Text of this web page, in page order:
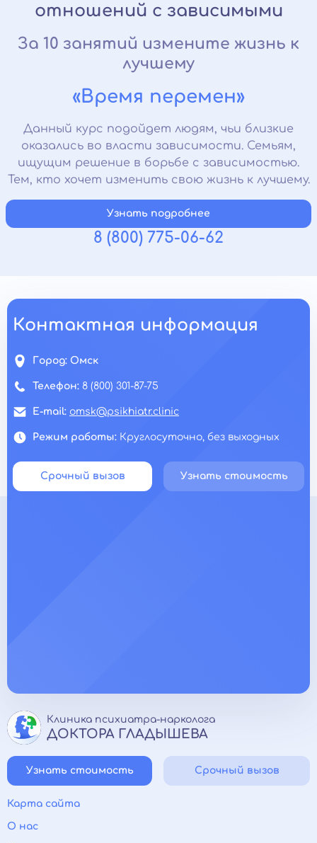
отношений с зависимыми
За 10 занятий измените жизнь к
лучшему
«Время перемен»
Данный курс подойдет людям, чьи близкие
оказались во власти зависимости. Семьям,
ищущим решение в борьбе с зависимостью.
Тем, кто хочет изменить свою жизнь к лучшему.
Узнать подробнее
8 (800) 775-06-62
Контактная информация
Город: Омск
Телефон: 8 (800) 301-87-75
E-mail: omsk@psikhiatr.clinic
Режим работы: Круглосуточно, без выходных
Срочный вызов Узнать стоимость
Клиника психиатра-нарколога
ДОКТОРА ГЛАДЫШЕВА
Узнать стоимость Срочный вызов
Карта сайта
О нас